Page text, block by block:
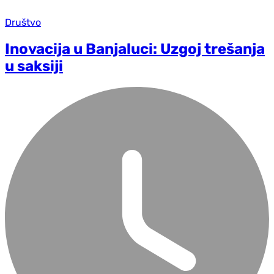
Društvo
Inovacija u Banjaluci: Uzgoj trešanja
u saksiji